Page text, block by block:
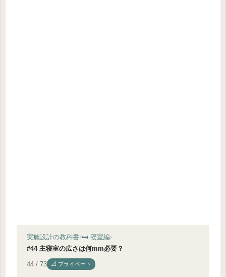
実施設計の教科書›🛏 寝室編›
#44 主寝室の広さは何mm必要？
44 / 73 📐 プライベート